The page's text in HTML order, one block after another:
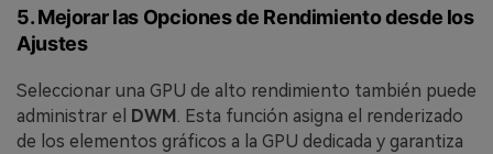
5. Mejorar las Opciones de Rendimiento desde los
Ajustes
Seleccionar una GPU de alto rendimiento también puede
administrar el
DWM . Esta función asigna el renderizado
de los elementos gráficos a la GPU dedicada y garantiza